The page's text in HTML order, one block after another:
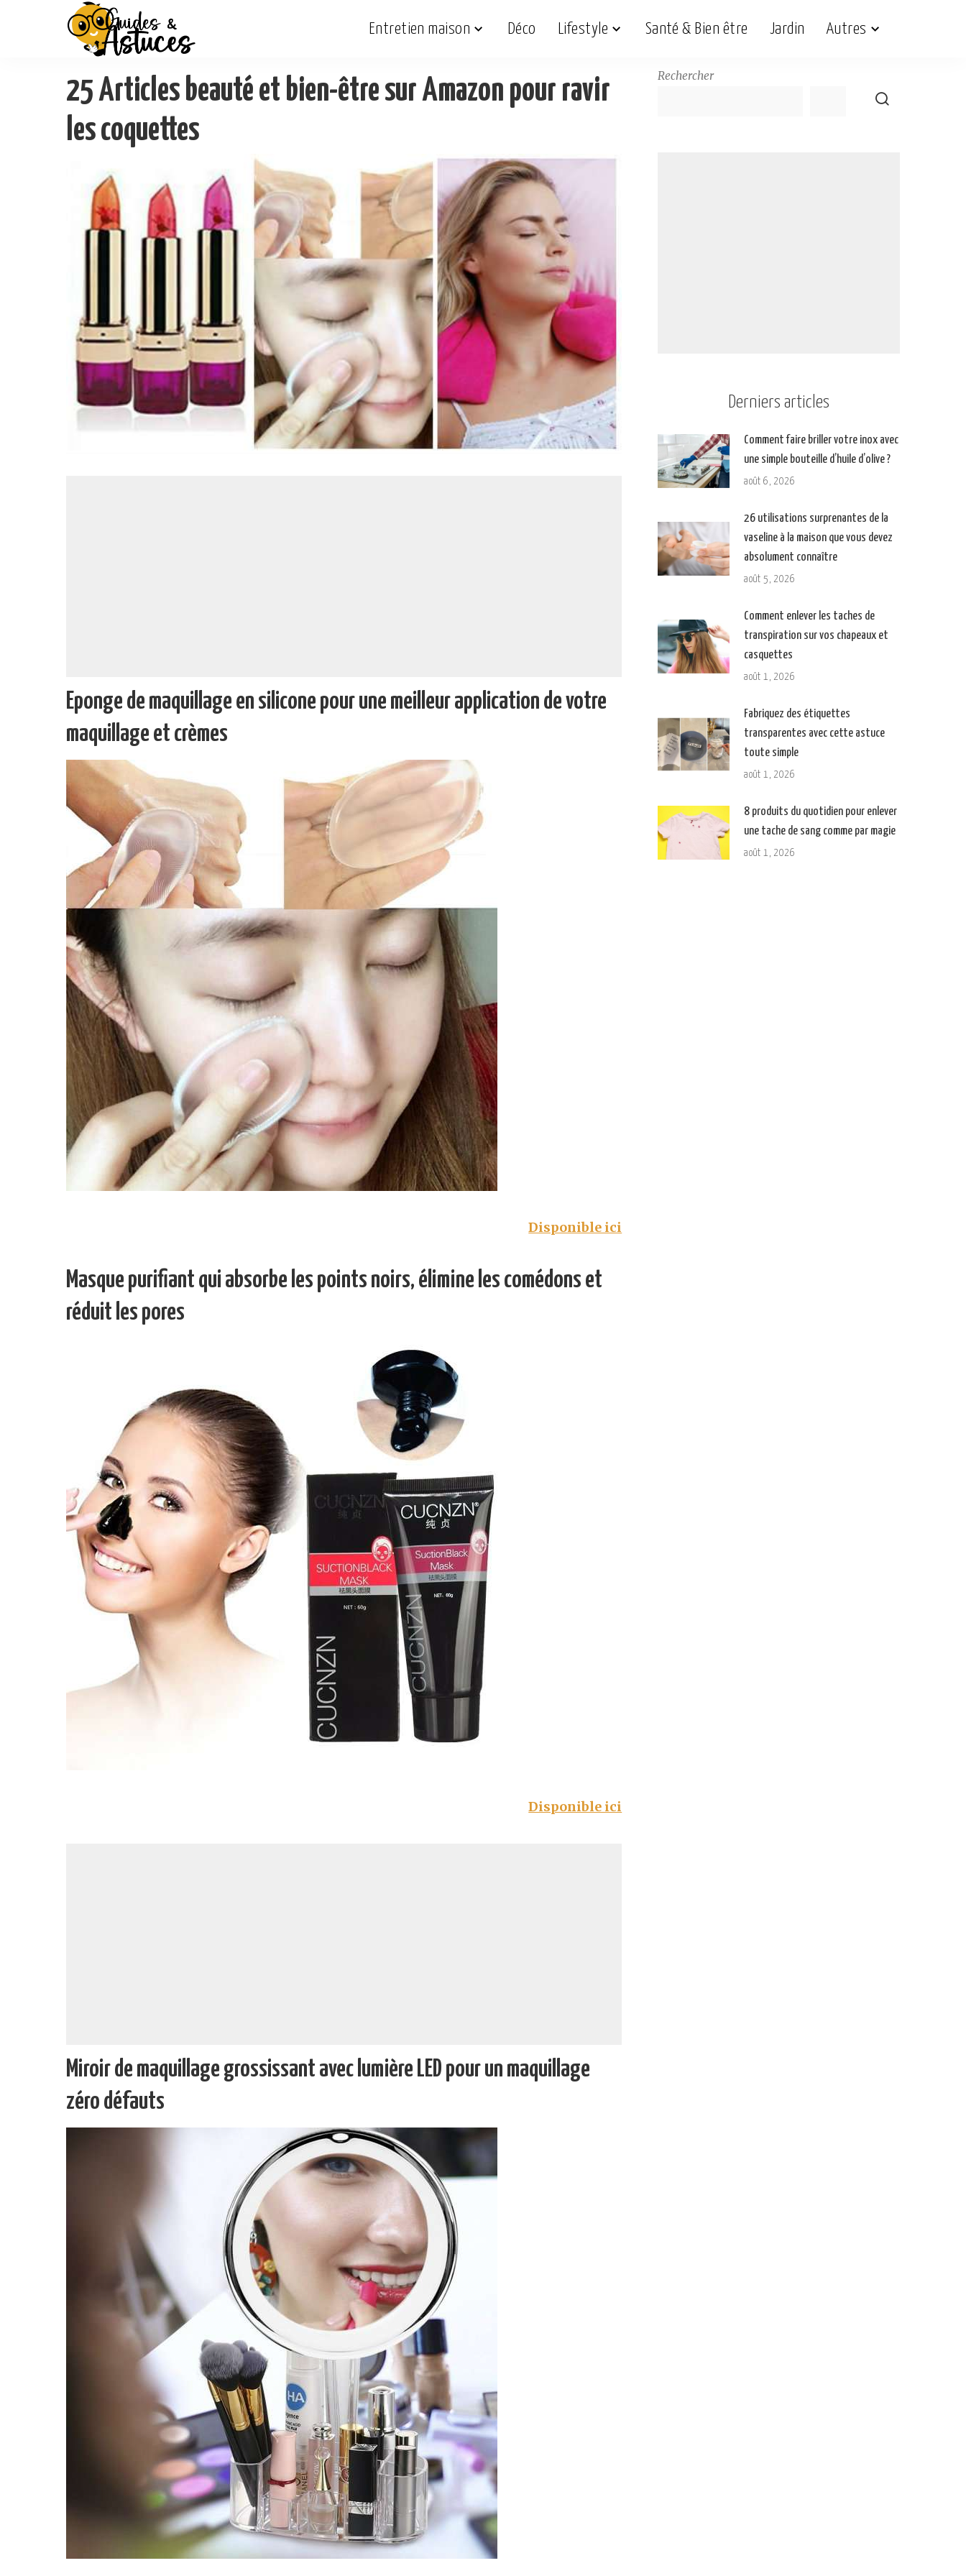
Entretien maison Déco Lifestyle Santé & Bien être Jardin Autres
25 Articles beauté et bien-être sur Amazon pour ravir
les coquettes
Eponge de maquillage en silicone pour une meilleur application de votre
maquillage et crèmes
Disponible ici
Masque purifiant qui absorbe les points noirs, élimine les comédons et
réduit les pores
Disponible ici
Miroir de maquillage grossissant avec lumière LED pour un maquillage
zéro défauts
Rechercher
Derniers articles
Comment faire briller votre inox avec
une simple bouteille d’huile d’olive ?
août 6, 2026
26 utilisations surprenantes de la
vaseline à la maison que vous devez
absolument connaître
août 5, 2026
Comment enlever les taches de
transpiration sur vos chapeaux et
casquettes
août 1, 2026
Fabriquez des étiquettes
transparentes avec cette astuce
toute simple
août 1, 2026
8 produits du quotidien pour enlever
une tache de sang comme par magie
août 1, 2026